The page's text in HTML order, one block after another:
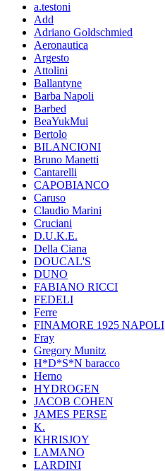
a.testoni
Add
Adriano Goldschmied
Aeronautica
Argesto
Attolini
Ballantyne
Barba Napoli
Barbed
BeaYukMui
Bertolo
BILANCIONI
Bruno Manetti
Cantarelli
CAPOBIANCO
Caruso
Claudio Marini
Cruciani
D.U.K.E.
Della Ciana
DOUCAL'S
DUNO
FABIANO RICCI
FEDELI
Ferre
FINAMORE 1925 NAPOLI
Fray
Gregory Munitz
H*D*S*N baracco
Herno
HYDROGEN
JACOB COHEN
JAMES PERSE
K.
KHRISJOY
LAMANO
LARDINI